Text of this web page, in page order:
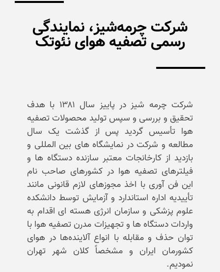
شرکت چرمه‌شیز، نمایندگی
رسمی تصفیه هوای نئوتک
شرکت چرمه شیز در پاییز سال ۱۳۸۱ با هدف
تحقیق و بررسی و سپس تولید محصولات تصفیه
هوا تأسیس گردید پس از گذشت یک سال
مطالعه و شرکت در نمایشگاه های بین المللی و
بازدید از کارخانجات معتبر سازنده دستگاه ها و
فیلترهای تصفیه هوا در کشورهای صاحب نام
این فن آوری با اخذ مجوزهای لازم قانونی مانند
تأییدیه اداره استاندارد و آزمایش توسط دانشکده
علوم پزشکی و سازمان انرژی هسته ای اقدام به
واردات دستگاه ها و تجهیزات مدرن تصفیه هوا با
توان حذف و مقابله با انواع آلاینده‌ها در هوای
کشورمان ایران و مشخصاً کلان شهر تهران
نمودیم.